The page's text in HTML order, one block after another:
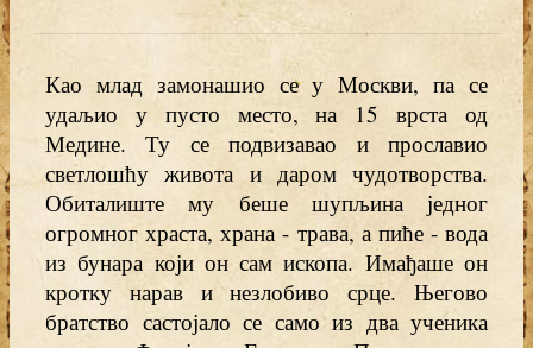
Као млад замонашио се у Москви, па се
удаљио у пусто место, на 15 врста од
Медине. Ту се подвизавао и прославио
светлошћу живота и даром чудотворства.
Обиталиште му беше шупљина једног
огромног храста, храна - трава, а пиће - вода
из бунара који он сам ископа. Имађаше он
кротку нарав и незлобиво срце. Његово
братство састојало се само из два ученика